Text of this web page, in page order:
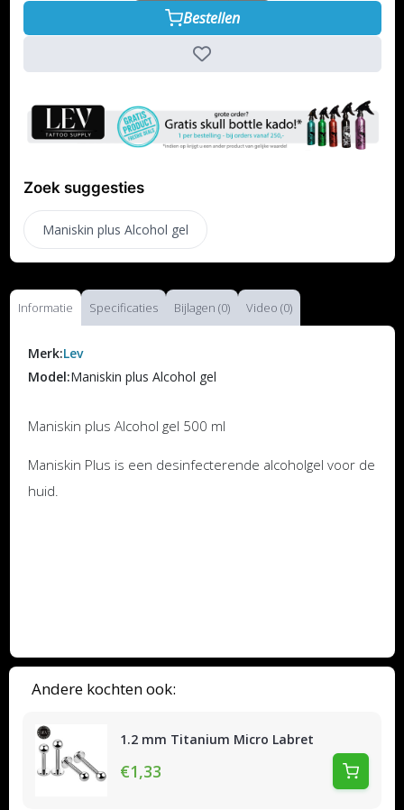
Andere kochten ook:
1.2 mm Titanium Micro Labret
€1,33
Bestellen
Zoek suggesties
Maniskin plus Alcohol gel
Informatie Specificaties Bijlagen (0) Video (0)
Merk:Lev
Model:Maniskin plus Alcohol gel
Maniskin plus Alcohol gel 500 ml
Maniskin Plus is een desinfecterende alcoholgel voor de
huid.